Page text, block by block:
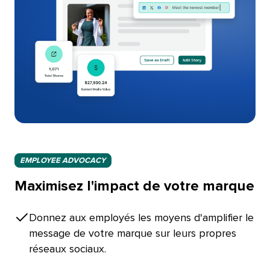
EMPLOYEE ADVOCACY​​
Maximisez l'impact de votre marque​​
Donnez aux employés les moyens d'amplifier le
message de votre marque sur leurs propres
réseaux sociaux.​​